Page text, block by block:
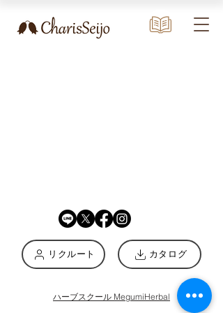
リクルート カタログ
ハーブスクール MegumiHerbal